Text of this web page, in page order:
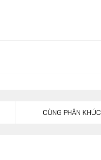
CÙNG PHÂN KHÚC